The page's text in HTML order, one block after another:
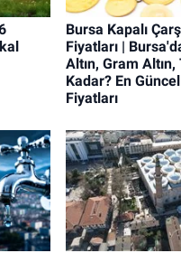
Bursa Kapalı
Fiyatları |
Altın, Gram
Kadar? En
Fiyatları